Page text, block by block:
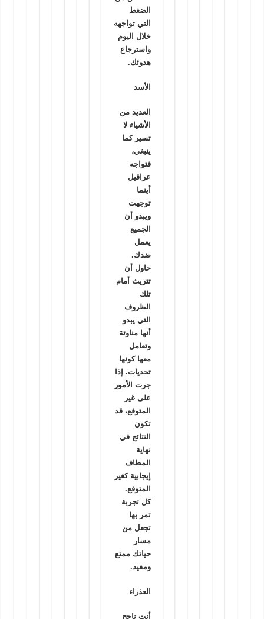
الضغط
التي تواجهه
خلال اليوم
واسترجاع
هدوئك.
الأسد
العديد من
الأشياء لا
تسير كما
ينبغي،
فتواجه
عراقيل
أينما
توجهت
ويبدو أن
الجميع
يعمل
ضدك.
حاول أن
تتريث أمام
تلك
الظروف
التي يبدو
أنها مناوئة
وتعامل
معها كونها
تحديات. إذا
جرت الأمور
على غير
المتوقع، قد
تكون
النتائج في
نهاية
المطاف
إيجابية كغير
المتوقع.
كل تجربة
تمر بها
تجعل من
مسار
حياتك ممتع
ومفيد.
العذراء
أنت ناجح